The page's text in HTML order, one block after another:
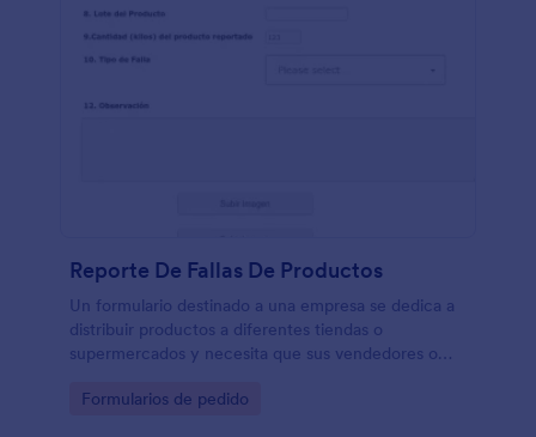
Reporte De Fallas De Productos
Un formulario destinado a una empresa se dedica a
distribuir productos a diferentes tiendas o
supermercados y necesita que sus vendedores o
productos tales como empaques rotos, producto
Go to Category:
Formularios de pedido